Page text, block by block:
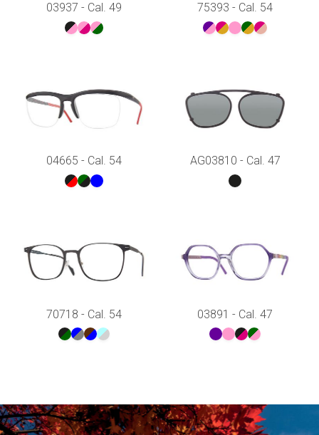
03937 - Cal. 49 75393 - Cal. 54
04665 - Cal. 54 AG03810 - Cal. 47
70718 - Cal. 54 03891 - Cal. 47